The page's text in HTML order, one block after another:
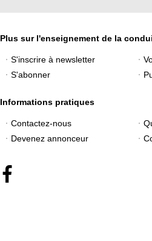
Plus sur l'enseignement de la
S'inscrire à newsletter
S'abonner
Informations pratiques
Contactez-nous
Devenez annonceur